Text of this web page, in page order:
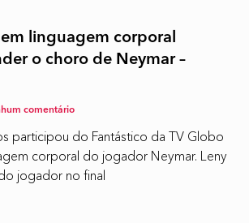
em linguagem corporal
o choro de Neymar –
comentário
participou do Fantástico da TV Globo
corporal do jogador Neymar. Leny
jogador no final